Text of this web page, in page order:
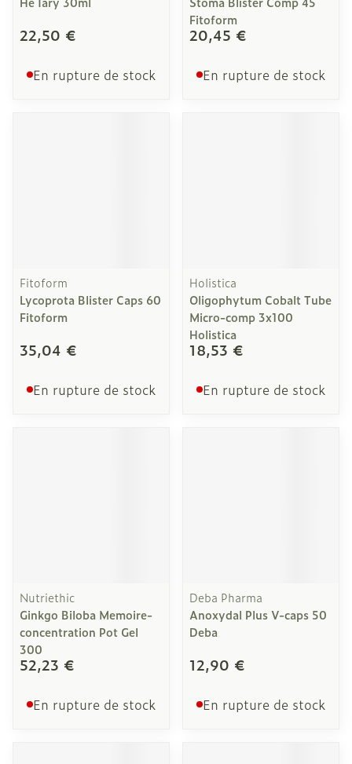
22,50 €
En rupture de stock
Fitoform
20,45 €
En rupture de stock
Fitoform
Lycoprota Blister Caps 60
Fitoform
35,04 €
En rupture de stock
Holistica
Oligophytum Cobalt Tube
Micro-comp 3x100
Holistica
18,53 €
En rupture de stock
Nutriethic
Ginkgo Biloba Memoire-
concentration Pot Gel
300
52,23 €
En rupture de stock
Deba Pharma
Anoxydal Plus V-caps 50
Deba
12,90 €
En rupture de stock